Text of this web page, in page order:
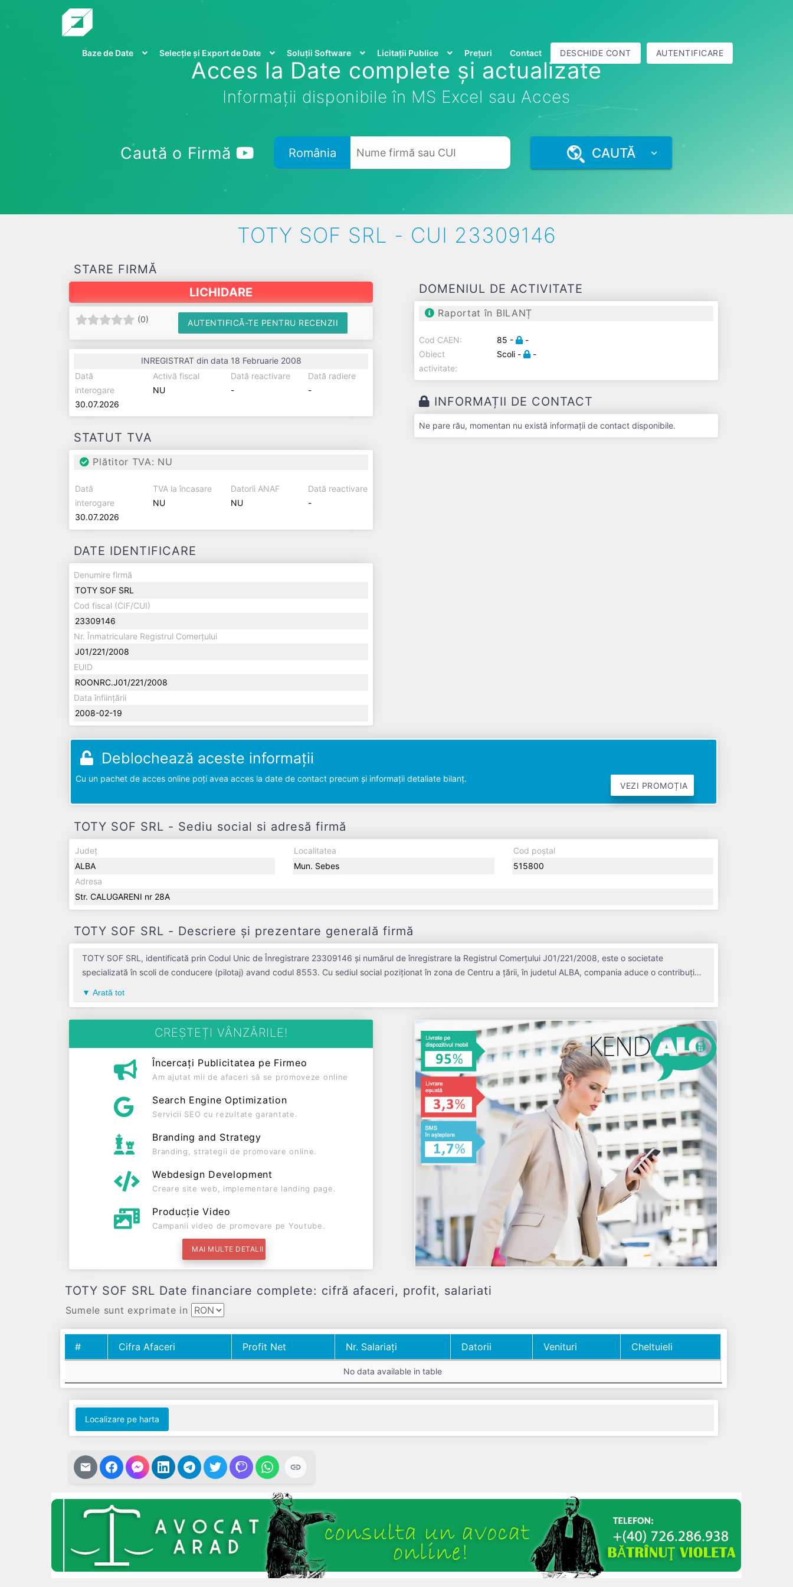
Baze de Date Selecție și Export de Date Soluții Software Licitații Publice Prețuri Contact DESCHIDE CONT AUTENTIFICARE
Acces la Date complete și actualizate
Informații disponibile în MS Excel sau Acces
Caută o Firmă România CAUTĂ
TOTY SOF SRL - CUI 23309146
STARE FIRMĂ
LICHIDARE
(0) AUTENTIFICĂ-TE PENTRU RECENZII
INREGISTRAT din data 18 Februarie 2008
Dată
interogare
30.07.2026
Activă fiscal
NU
Dată reactivare
-
Dată radiere
-
STATUT TVA
Plătitor TVA: NU
Dată
interogare
30.07.2026
TVA la încasare
NU
Datorii ANAF
NU
Dată reactivare
-
DATE IDENTIFICARE
Denumire firmă
TOTY SOF SRL
Cod fiscal (CIF/CUI)
23309146
Nr. Înmatriculare Registrul Comerțului
J01/221/2008
EUID
ROONRC.J01/221/2008
Data înființării
2008-02-19
DOMENIUL DE ACTIVITATE
Raportat în BILANȚ
Cod CAEN: 85 -
-
Obiect
activitate:
Scoli - -
INFORMAȚII DE CONTACT
Ne pare rău, momentan nu există informații de contact disponibile.
Deblochează aceste informații
Cu un pachet de acces online poți avea acces la date de contact precum și informații detaliate bilanț.
VEZI PROMOȚIA
TOTY SOF SRL - Sediu social si adresă firmă
Județ
ALBA
Localitatea
Mun. Sebes
Cod poștal
515800
Adresa
Str. CALUGARENI nr 28A
TOTY SOF SRL - Descriere și prezentare generală firmă
TOTY SOF SRL, identificată prin Codul Unic de Înregistrare 23309146 și numărul de înregistrare la Registrul Comerțului J01/221/2008, este o societate
specializată în scoli de conducere (pilotaj) avand codul 8553. Cu sediul social poziționat în zona de Centru a țării, în judetul ALBA, compania aduce o contribuție
Arată tot
CREȘTEȚI VÂNZĂRILE!
Încercați Publicitatea pe Firmeo
Am ajutat mii de afaceri să se promoveze online
Search Engine Optimization
Servicii SEO cu rezultate garantate.
Branding and Strategy
Branding, strategii de promovare online.
Webdesign Development
Creare site web, implementare landing page.
Producție Video
Campanii video de promovare pe Youtube.
MAI MULTE DETALII
TOTY SOF SRL Date financiare complete: cifră afaceri, profit, salariati
Sumele sunt exprimate in
# Cifra Afaceri Profit Net Nr. Salariați Datorii Venituri
Cheltuieli
Nr. Salariați
No data available in table
Localizare pe harta